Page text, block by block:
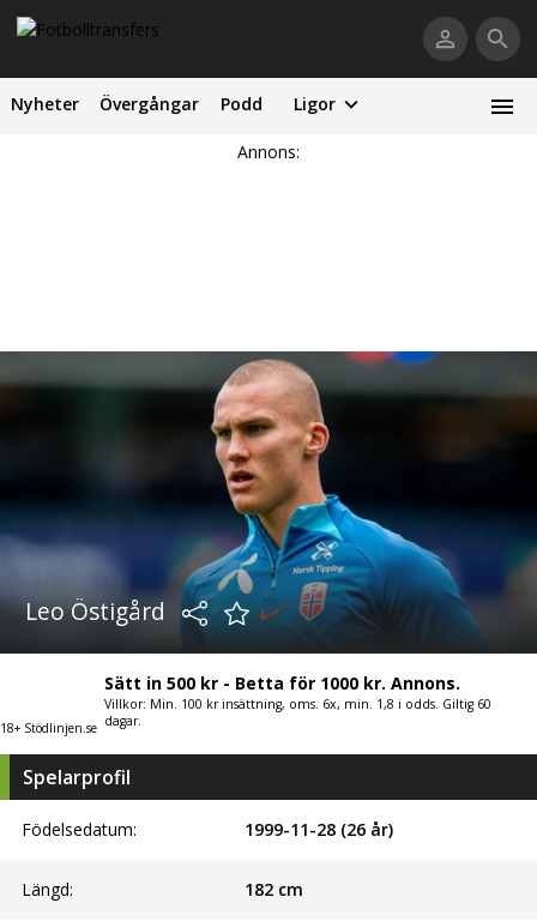
Nyheter Övergångar Podd Ligor
Annons:
Leo Östigård
18+ Stödlinjen.se
Sätt in 500 kr - Betta för 1000 kr. Annons.
Villkor: Min. 100 kr insättning, oms. 6x, min. 1,8 i odds. Giltig 60
dagar.
Spelarprofil
Födelsedatum: 1999-11-28 (26 år)
Längd: 182cm